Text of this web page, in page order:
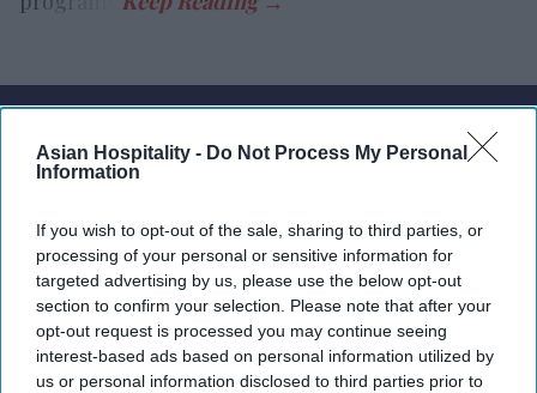
Asian Hospitality - Do Not Process My Personal
Information
If you wish to opt-out of the sale, sharing to third parties, or
processing of your personal or sensitive information for
targeted advertising by us, please use the below opt-out
section to confirm your selection. Please note that after your
opt-out request is processed you may continue seeing
interest-based ads based on personal information utilized by
us or personal information disclosed to third parties prior to
Newsletter